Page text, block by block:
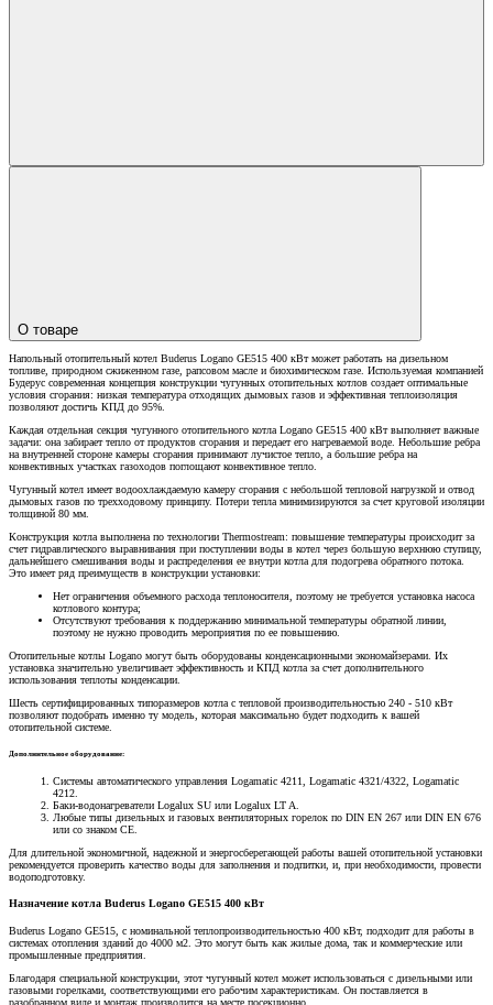
О товаре
Напольный отопительный котел Buderus Logano GE515 400 кВт может работать на дизельном
топливе, природном сжиженном газе, рапсовом масле и биохимическом газе. Используемая компанией
Будерус современная концепция конструкции чугунных отопительных котлов создает оптимальные
условия сгорания: низкая температура отходящих дымовых газов и эффективная теплоизоляция
позволяют достичь КПД до 95%.
Каждая отдельная секция чугунного отопительного котла Logano GE515 400 кВт выполняет важные
задачи: она забирает тепло от продуктов сгорания и передает его нагреваемой воде. Небольшие ребра
на внутренней стороне камеры сгорания принимают лучистое тепло, а большие ребра на
конвективных участках газоходов поглощают конвективное тепло.
Чугунный котел имеет водоохлаждаемую камеру сгорания с небольшой тепловой нагрузкой и отвод
дымовых газов по трехходовому принципу. Потери тепла минимизируются за счет круговой изоляции
толщиной 80 мм.
Конструкция котла выполнена по технологии Thermostream: повышение температуры происходит за
счет гидравлического выравнивания при поступлении воды в котел через большую верхнюю ступицу,
дальнейшего смешивания воды и распределения ее внутри котла для подогрева обратного потока.
Это имеет ряд преимуществ в конструкции установки:
Нет ограничения объемного расхода теплоносителя, поэтому не требуется установка насоса
котлового контура;
Отсутствуют требования к поддержанию минимальной температуры обратной линии,
поэтому не нужно проводить мероприятия по ее повышению.
Отопительные котлы Logano могут быть оборудованы конденсационными экономайзерами. Их
установка значительно увеличивает эффективность и КПД котла за счет дополнительного
использования теплоты конденсации.
Шесть сертифицированных типоразмеров котла с тепловой производительностью 240 - 510 кВт
позволяют подобрать именно ту модель, которая максимально будет подходить к вашей
отопительной системе.
Дополнительное оборудование:
Системы автоматического управления Logamatic 4211, Logamatic 4321/4322, Logamatic
4212.
Баки-водонагреватели Logalux SU или Logalux LT A.
Любые типы дизельных и газовых вентиляторных горелок по DIN EN 267 или DIN EN 676
или со знаком CE.
Для длительной экономичной, надежной и энергосберегающей работы вашей отопительной установки
рекомендуется проверить качество воды для заполнения и подпитки, и, при необходимости, провести
водоподготовку.
Назначение котла Buderus Logano GE515 400 кВт
Buderus Logano GE515, с номинальной теплопроизводительностью 400 кВт, подходит для работы в
системах отопления зданий до 4000 м2. Это могут быть как жилые дома, так и коммерческие или
промышленные предприятия.
Благодаря специальной конструкции, этот чугунный котел может использоваться с дизельными или
газовыми горелками, соответствующими его рабочим характеристикам. Он поставляется в
разобранном виде и монтаж производится на месте посекционно.